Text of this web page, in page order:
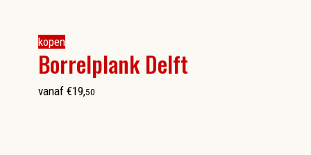
kopen
Borrelplank Delft
vanaf €19,50